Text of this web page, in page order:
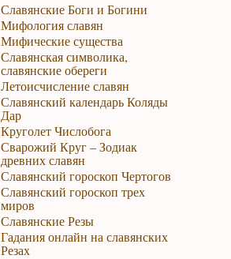
Славянские Боги и Богини
Мифология славян
Мифические существа
Славянская символика,
славянские обереги
Летоисчисление славян
Славянский календарь Коляды
Дар
Круголет Числобога
Сварожий Круг – Зодиак
древних славян
Славянский гороскоп Чертогов
Славянский гороскоп трех
миров
Славянские Резы
Гадания онлайн на славянских
Резах